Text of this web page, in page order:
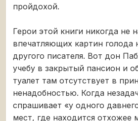
пройдохой.
Герои этой книги никогда не
впечатляющих картин голода
другого писателя. Вот дон
учебу в закрытый пансион и
туалет там отсутствует в
ненадобностью. Когда
спрашивает «у одного
мест, где находится отхожее